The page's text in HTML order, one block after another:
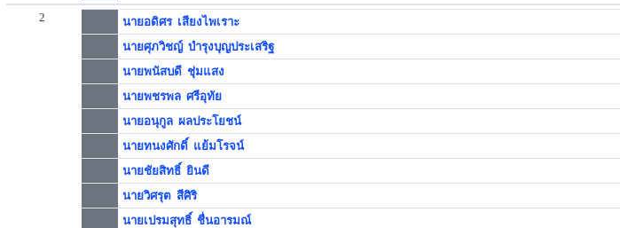
2
นายอดิศร เสียงไพเราะ
นายศุภวิชญ์ บำรุงบุญประเสริฐ
นายพนัสบดี ชุ่มแสง
นายพชรพล ศรีอุทัย
นายอนุกูล ผลประโยชน์
นายทนงศักดิ์ แย้มโรจน์
นายชัยสิทธิ์ ยินดี
นายวิศรุต สีศิริ
นายเปรมสุทธิ์ ชื่นอารมณ์